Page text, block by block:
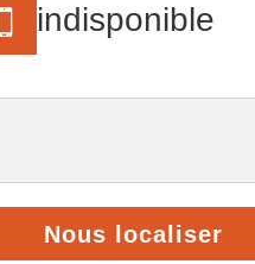
indisponible
Nous localiser